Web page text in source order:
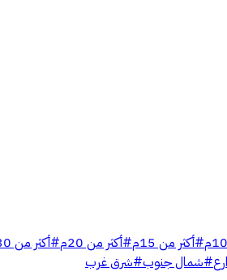
#أكثر من 15م #أكثر من 20م #أكثر من 30م
#شمال جنوب#شرق غرب